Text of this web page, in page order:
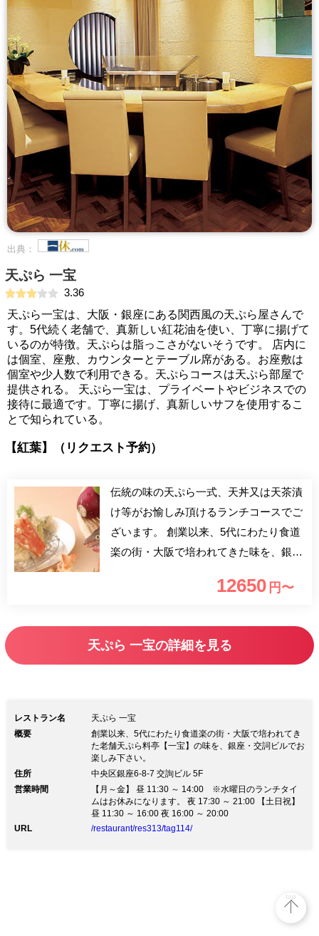
出典：
天ぷら 一宝
3.36
天ぷら一宝は、大阪・銀座にある関西風の天ぷら屋さんで
す。5代続く老舗で、真新しい紅花油を使い、丁寧に揚げて
いるのが特徴。天ぷらは脂っこさがないそうです。 店内に
は個室、座敷、カウンターとテーブル席がある。お座敷は
個室や少人数で利用できる。天ぷらコースは天ぷら部屋で
提供される。 天ぷら一宝は、プライベートやビジネスでの
接待に最適です。丁寧に揚げ、真新しいサフを使用するこ
とで知られている。
【紅葉】（リクエスト予約）
伝統の味の天ぷら一式、天丼又は天茶漬
け等がお愉しみ頂けるランチコースでご
ざいます。 創業以来、5代にわたり食道
楽の街・大阪で培われてきた味を、銀
食材は日本各地より厳選したしたものを
の上方風の天ぷらをお楽しみ下さいま
12650 円〜
天ぷら 一宝の詳細を見る
レストラン名
天ぷら 一宝
概要
創業以来、5代にわたり食道楽の街・大阪で培われてき
た老舗天ぷら料亭【一宝】の味を、銀座・交詞ビルでお
楽しみ下さい。
住所
中央区銀座6-8-7 交詢ビル 5F
営業時間
【月～金】 昼 11:30 ～ 14:00 ※水曜日のランチタイ
ムはお休みになります。 夜 17:30 ～ 21:00 【土日祝】
昼 11:30 ～ 16:00 夜 16:00 ～ 20:00
URL
/restaurant/res313/tag114/
top